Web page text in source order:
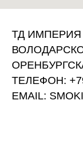
ТД ИМПЕРИЯ
ТЕЛЕФОН:
EMAIL: